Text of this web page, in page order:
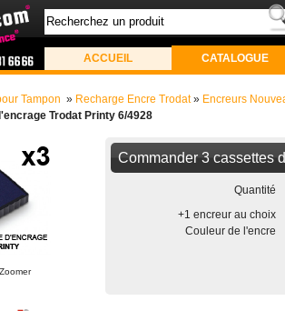
ACCUEIL CATALOGUE
Tampon » Recharge Encre Trodat» Encreurs
Trodat Printy 6/4928
Commander 3 cassettes
Quantité
+1 encreur au choix
Couleur de l'encre